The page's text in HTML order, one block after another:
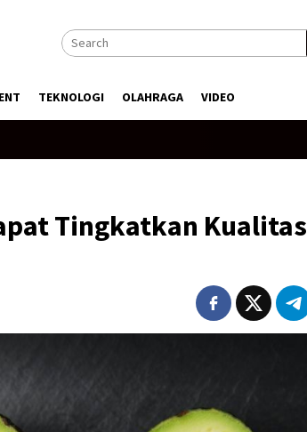
TEKNOLOGI OLAHRAGA VIDEO
Tingkatkan Kualitas